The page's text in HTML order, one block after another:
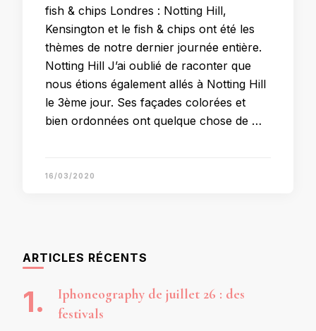
fish & chips Londres : Notting Hill,
Kensington et le fish & chips ont été les
thèmes de notre dernier journée entière.
Notting Hill J’ai oublié de raconter que
nous étions également allés à Notting Hill
le 3ème jour. Ses façades colorées et
bien ordonnées ont quelque chose de …
16/03/2020
ARTICLES RÉCENTS
Iphoneography de juillet 26 : des
festivals